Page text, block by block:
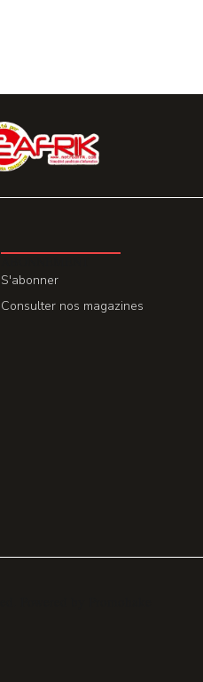
S'abonner
Consulter nos magazines